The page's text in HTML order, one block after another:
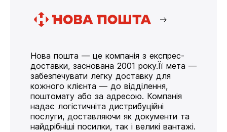
Нова пошта — це компанія з експрес-
доставки, заснована 2001 року.Її мета —
забезпечувати легку доставку для
кожного клієнта — до відділення,
поштомату або за адресою. Компанія
надає логістичніта дистрибуційні
послуги, доставляючи як документи та
найдрібніші посилки, так і великі вантажі.